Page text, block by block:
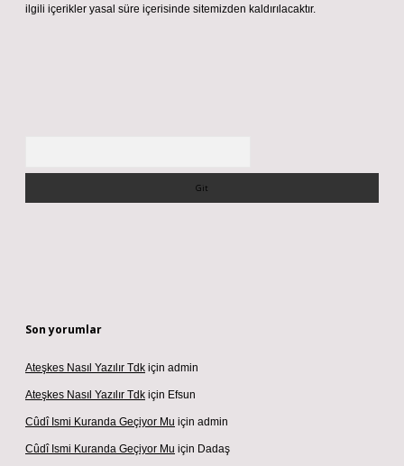
ilgili içerikler yasal süre içerisinde sitemizden kaldırılacaktır.
Son yorumlar
Ateşkes Nasıl Yazılır Tdk için admin
Ateşkes Nasıl Yazılır Tdk için Efsun
Cûdî Ismi Kuranda Geçiyor Mu için admin
Cûdî Ismi Kuranda Geçiyor Mu için Dadaş